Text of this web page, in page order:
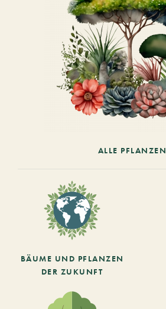
ALLE PFLANZEN
BÄUME UND PFLANZEN
DER ZUKUNFT